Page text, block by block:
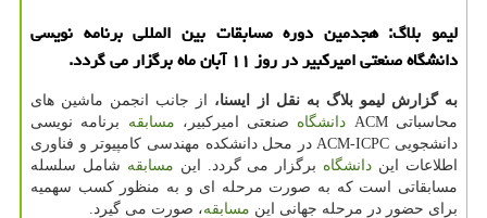
لیمو بلاگ: هجدمین دوره مسابقات بین المللی برنامه نویسی
دانشگاه صنعتی امیركبیر در روز ۱۱ آبان ماه برگزار می گردد.
به گزارش لیمو بلاگ به نقل از ایسنا،
از جانب انجمن ماشین های
محاسباتی ACM
دانشگاه صنعتی امیركبیر، مسابقه برنامه نویسی
دانشجویی ACM-ICPC در محل دانشكده مهندسی كامپیوتر و فناوری
اطلاعات این دانشگاه برگزار می گردد. این مسابقه شامل سلسله
مسابقاتی است كه به صورت مرحله ای و به منظور كسب سهمیه
برای حضور در مرحله جهانی این مسابقه، صورت می گیرد.